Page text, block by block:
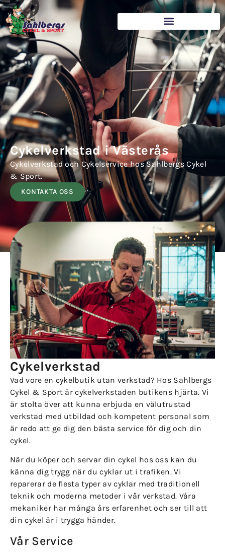
Cykelverkstad i Västerås
Cykelverkstad och Cykelservice hos Sahlbergs Cykel
& Sport.
KONTAKTA OSS
Cykelverkstad
Vad vore en cykelbutik utan verkstad? Hos Sahlbergs
Cykel & Sport är cykelverkstaden butikens hjärta. Vi
är stolta över att kunna erbjuda en välutrustad
verkstad med utbildad och kompetent personal som
är redo att ge dig den bästa service för dig och din
cykel.
När du köper och servar din cykel hos oss kan du
känna dig trygg när du cyklar ut i trafiken. Vi
reparerar de flesta typer av cyklar med traditionell
teknik och moderna metoder i vår verkstad. Våra
mekaniker har många års erfarenhet och ser till att
din cykel är i trygga händer.
Vår Service